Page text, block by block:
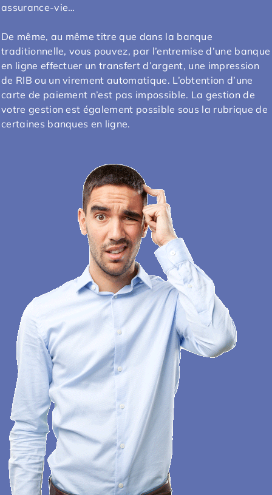
assurance-vie…
De même, au même titre que dans la banque
traditionnelle, vous pouvez, par l’entremise d’une banque
en ligne effectuer un transfert d’argent, une impression
de RIB ou un virement automatique. L’obtention d’une
carte de paiement n’est pas impossible. La gestion de
votre gestion est également possible sous la rubrique de
certaines banques en ligne.